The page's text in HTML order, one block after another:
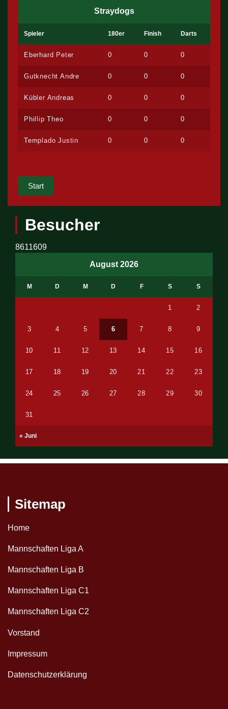
Straydogs
Spieler 180er Finish Darts
Eberhard Peter 0 0 0
Gutknecht Andre 0 0 0
Kübler Andreas 0 0 0
Phillip Theo 0 0 0
Templado Justin 0 0 0
Start
Besucher
8611609
August 2026
M D M D F S S
« Juni
1 2
3 4 5 6 7 8 9
10 11 12 13 14 15 16
17 18 19 20 21 22 23
24 25 26 27 28 29 30
31
Sitemap
Home
Mannschaften Liga A
Mannschaften Liga B
Mannschaften Liga C1
Mannschaften Liga C2
Vorstand
Impressum
Datenschutzerklärung